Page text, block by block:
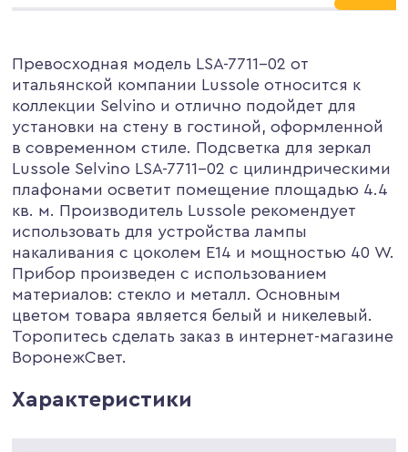
Превосходная модель LSA-7711-02 от
итальянской компании Lussole относится к
коллекции Selvino и отлично подойдет для
установки на стену в гостиной, оформленной
в современном стиле. Подсветка для зеркал
Lussole Selvino LSA-7711-02 с цилиндрическими
плафонами осветит помещение площадью 4.4
кв. м. Производитель Lussole рекомендует
использовать для устройства лампы
накаливания с цоколем E14 и мощностью 40 W.
Прибор произведен с использованием
материалов: стекло и металл. Основным
цветом товара является белый и никелевый.
Торопитесь сделать заказ в интернет-магазине
ВоронежСвет.
Характеристики